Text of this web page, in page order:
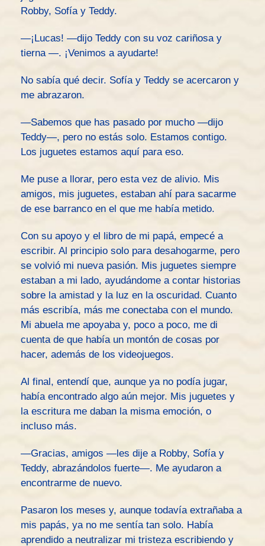
Robby, Sofía y Teddy.
—¡Lucas! —dijo Teddy con su voz cariñosa y
tierna —. ¡Venimos a ayudarte!
No sabía qué decir. Sofía y Teddy se acercaron y
me abrazaron.
—Sabemos que has pasado por mucho —dijo
Teddy—, pero no estás solo. Estamos contigo.
Los juguetes estamos aquí para eso.
Me puse a llorar, pero esta vez de alivio. Mis
amigos, mis juguetes, estaban ahí para sacarme
de ese barranco en el que me había metido.
Con su apoyo y el libro de mi papá, empecé a
escribir. Al principio solo para desahogarme, pero
se volvió mi nueva pasión. Mis juguetes siempre
estaban a mi lado, ayudándome a contar historias
sobre la amistad y la luz en la oscuridad. Cuanto
más escribía, más me conectaba con el mundo.
Mi abuela me apoyaba y, poco a poco, me di
cuenta de que había un montón de cosas por
hacer, además de los videojuegos.
Al final, entendí que, aunque ya no podía jugar,
había encontrado algo aún mejor. Mis juguetes y
la escritura me daban la misma emoción, o
incluso más.
—Gracias, amigos —les dije a Robby, Sofía y
Teddy, abrazándolos fuerte—. Me ayudaron a
encontrarme de nuevo.
Pasaron los meses y, aunque todavía extrañaba a
mis papás, ya no me sentía tan solo. Había
aprendido a neutralizar mi tristeza escribiendo y